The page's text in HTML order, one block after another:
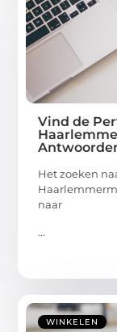
Vind de
Het zoeken
naar
...
WINKELEN